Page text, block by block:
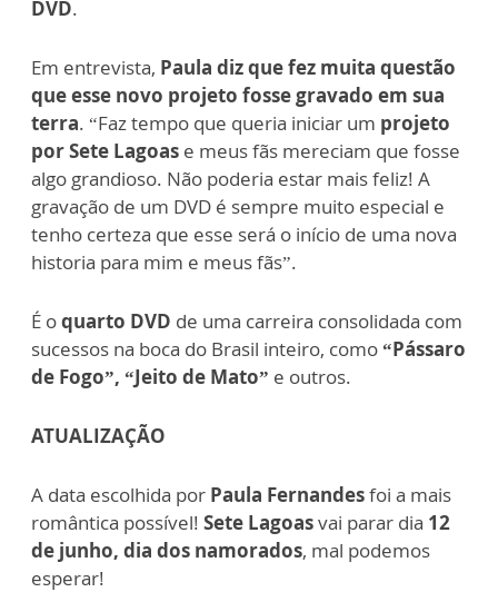
DVD.
Em entrevista, Paula diz que fez muita questão
que esse novo projeto fosse gravado em sua
terra. “Faz tempo que queria iniciar um projeto
por Sete Lagoas e meus fãs mereciam que fosse
algo grandioso. Não poderia estar mais feliz! A
gravação de um DVD é sempre muito especial e
tenho certeza que esse será o início de uma nova
historia para mim e meus fãs”.
É oquarto DVD de uma carreira consolidada com
sucessos na boca do Brasil inteiro, como“Pássaro
de Fogo”, “Jeito de Mato” e outros.
ATUALIZAÇÃO
A data escolhida por Paula Fernandesfoi a mais
romântica possível! Sete Lagoasvai parar dia 12
de junho, dia dos namorados, mal podemos
esperar!